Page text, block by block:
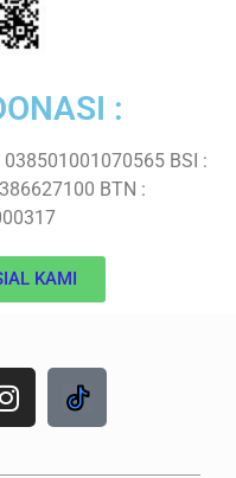
:
BSI :
BTN :
KAMI